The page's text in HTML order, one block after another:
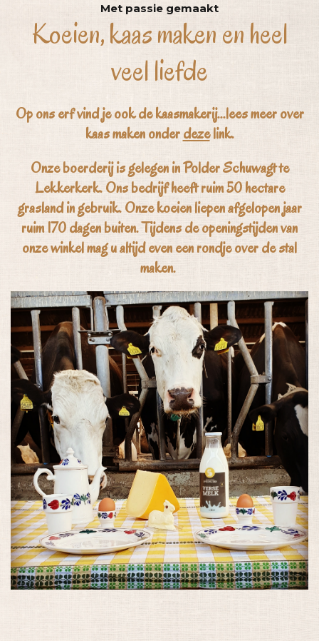
Met passie gemaakt
Koeien, kaas maken en heel
veel liefde
Op ons erf vind je ook de kaasmakerij...lees meer over
kaas maken onderdezelink.
Onze boerderij is gelegen in Polder Schuwagt te
Lekkerkerk. Ons bedrijf heeft ruim 50 hectare
grasland in gebruik. Onze koeien liepen afgelopen jaar
ruim 170 dagen buiten. Tijdens de openingstijden van
onze winkel mag u altijd even een rondje over de stal
maken.